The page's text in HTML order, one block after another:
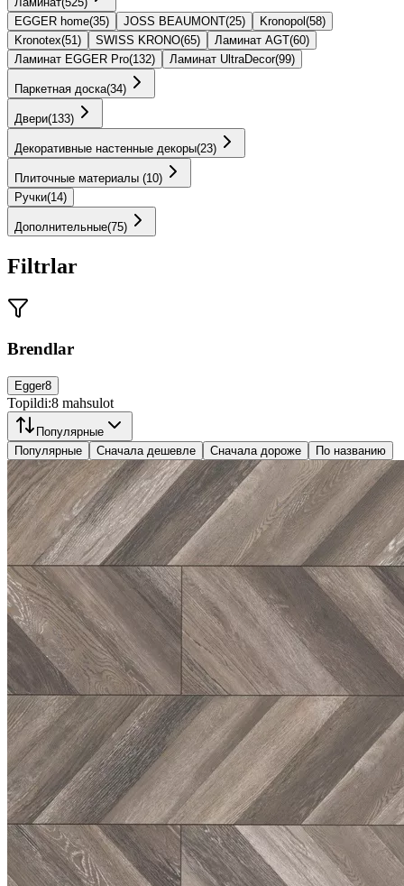
EGGER home(35) JOSS BEAUMONT(25) Kronopol (58)
Kronotex(51) SWISS KRONO(65) Ламинат AGT(60)
Ламинат EGGER Pro(132) Ламинат UltraDecor(99)
Паркетная доска(34)
Двери(133)
Декоративные настенные декоры(23)
Плиточные материалы (10)
Ручки(14)
Дополнительные(75)
Filtrlar
Brendlar
Egger8
Topildi:8 mahsulot
Популярные
Популярные
Сначала дешевле Сначала дороже По названию